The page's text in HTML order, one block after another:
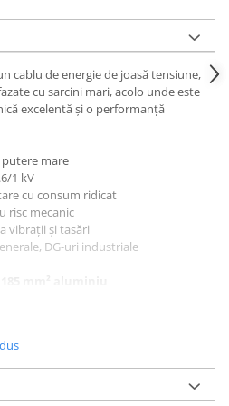
cablu de energie de joasă tensiune,
cu sarcini mari, acolo unde este
excelentă și o performanță
mare
1 kV
cu consum ridicat
risc mecanic
vibrații și tasări
DG-uri industriale
mm² aluminiu
UV, umezeală, sol
pentru durată lungă de viață.